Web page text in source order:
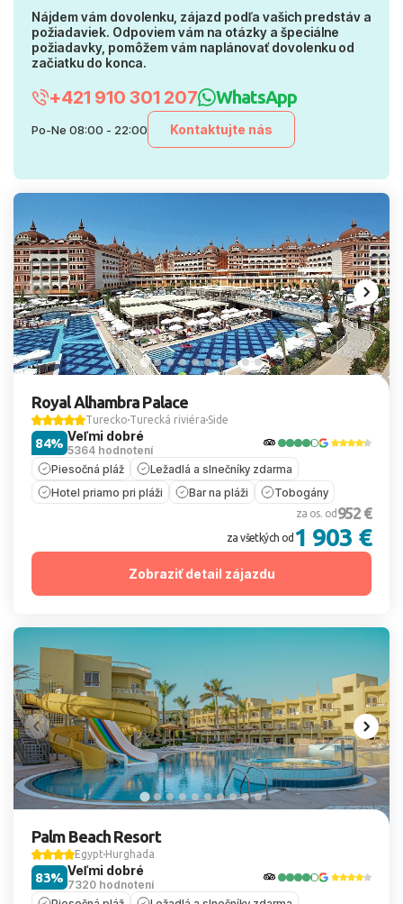
Nájdem vám dovolenku, zájazd podľa vašich predstáv a
požiadaviek. Odpoviem vám na otázky a špeciálne
požiadavky, pomôžem vám naplánovať dovolenku od
začiatku do konca.
+421 910 301 207 WhatsApp
Po-Ne 08:00 - 22:00 Kontaktujte nás
Royal Alhambra Palace
Turecko Turecká riviéra Side
Veľmi dobré
5364 hodnotení
84%
Piesočná pláž
Ležadlá a slnečníky zdarma
Hotel priamo pri pláži
Bar na pláži Tobogány
za os. od 952 €
za všetkých od 1 903 €
Zobraziť detail zájazdu
Palm Beach Resort
Egypt Hurghada
Veľmi dobré
7320 hodnotení
83%